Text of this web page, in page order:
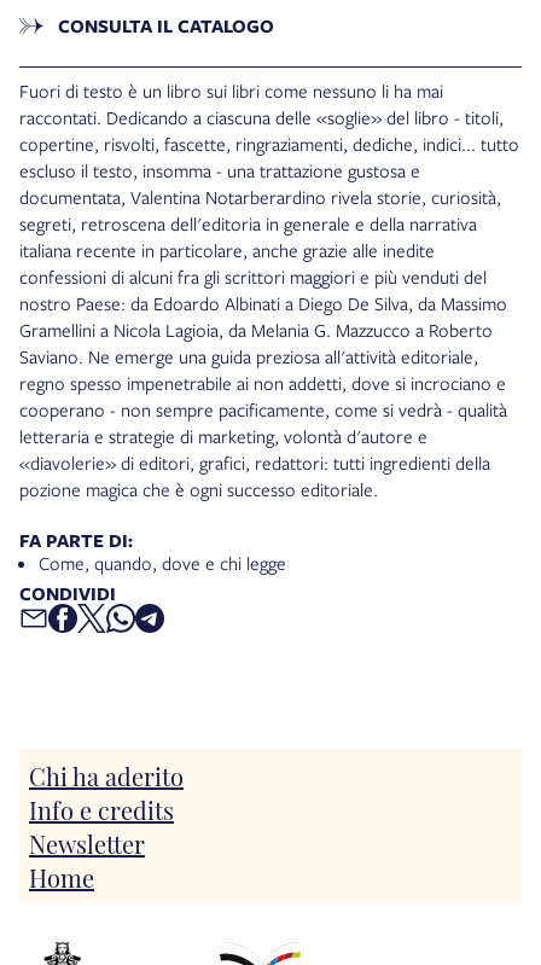
CONSULTA IL CATALOGO
Fuori di testo è un libro sui libri come nessuno li ha mai
raccontati. Dedicando a ciascuna delle «soglie» del libro - titoli,
copertine, risvolti, fascette, ringraziamenti, dediche, indici... tutto
escluso il testo, insomma - una trattazione gustosa e
documentata, Valentina Notarberardino rivela storie, curiosità,
segreti, retroscena dell'editoria in generale e della narrativa
italiana recente in particolare, anche grazie alle inedite
confessioni di alcuni fra gli scrittori maggiori e più venduti del
nostro Paese: da Edoardo Albinati a Diego De Silva, da Massimo
Gramellini a Nicola Lagioia, da Melania G. Mazzucco a Roberto
Saviano. Ne emerge una guida preziosa all'attività editoriale,
regno spesso impenetrabile ai non addetti, dove si incrociano e
cooperano - non sempre pacificamente, come si vedrà - qualità
letteraria e strategie di marketing, volontà d'autore e
«diavolerie» di editori, grafici, redattori: tutti ingredienti della
pozione magica che è ogni successo editoriale.
FA PARTE DI:
Come, quando, dove e chi legge
CONDIVIDI
Chi ha aderito
Info e credits
Newsletter
Home